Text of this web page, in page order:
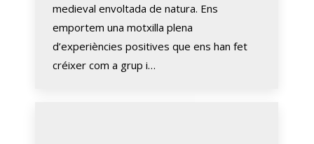
medieval envoltada de natura. Ens
emportem una motxilla plena
d’experiències positives que ens han fet
créixer com a grup i…